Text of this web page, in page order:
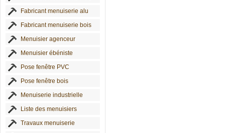
Fabricant menuiserie alu
Fabricant menuiserie bois
Menuisier agenceur
Menuisier ébéniste
Pose fenêtre PVC
Pose fenêtre bois
Menuiserie industrielle
Liste des menuisiers
Travaux menuiserie